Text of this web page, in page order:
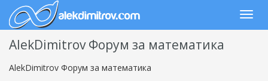
AlekDimitrov Форум за математика
AlekDimitrov Форум за математика